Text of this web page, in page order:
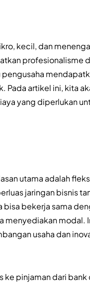
kecil, dan
profesionalisme
Pada artikel ini, kita
yang diperlukan
utama adalah
jaringan bisnis
bisa bekerja sama
menyediakan modal.
usaha dan
ke pinjaman dari bank